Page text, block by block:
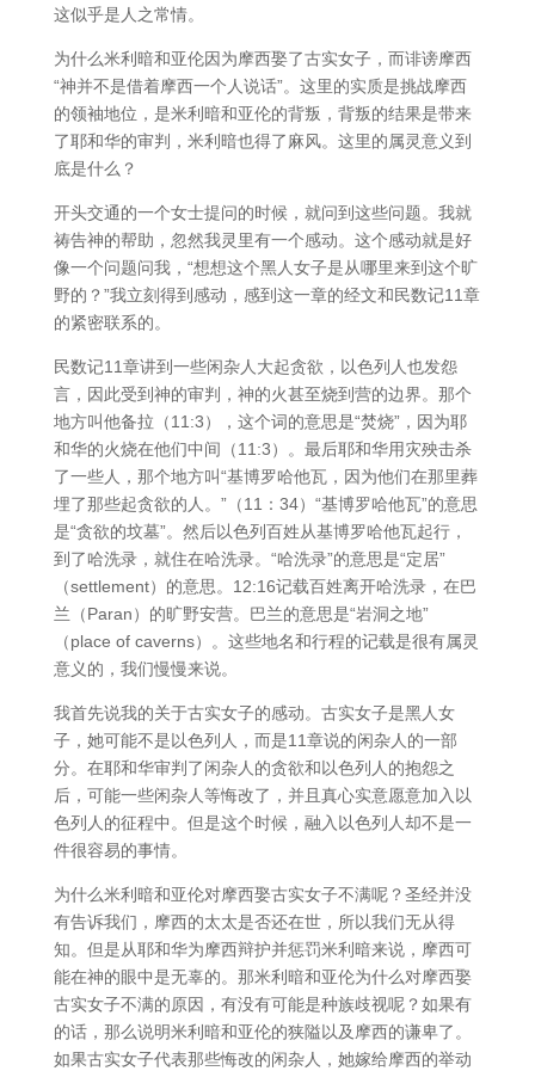
这似乎是人之常情。
为什么米利暗和亚伦因为摩西娶了古实女子，而诽谤摩西
“神并不是借着摩西一个人说话”。这里的实质是挑战摩西
的领袖地位，是米利暗和亚伦的背叛，背叛的结果是带来
了耶和华的审判，米利暗也得了麻风。这里的属灵意义到
底是什么？
开头交通的一个女士提问的时候，就问到这些问题。我就
祷告神的帮助，忽然我灵里有一个感动。这个感动就是好
像一个问题问我，“想想这个黑人女子是从哪里来到这个旷
野的？”我立刻得到感动，感到这一章的经文和民数记11章
的紧密联系的。
民数记11章讲到一些闲杂人大起贪欲，以色列人也发怨
言，因此受到神的审判，神的火甚至烧到营的边界。那个
地方叫他备拉（11:3），这个词的意思是“焚烧”，因为耶
和华的火烧在他们中间（11:3）。最后耶和华用灾殃击杀
了一些人，那个地方叫“基博罗哈他瓦，因为他们在那里葬
埋了那些起贪欲的人。”（11：34）“基博罗哈他瓦”的意思
是“贪欲的坟墓”。然后以色列百姓从基博罗哈他瓦起行，
到了哈洗录，就住在哈洗录。“哈洗录”的意思是“定居”
（settlement）的意思。12:16记载百姓离开哈洗录，在巴
兰（Paran）的旷野安营。巴兰的意思是“岩洞之地”
（place of caverns）。这些地名和行程的记载是很有属灵
意义的，我们慢慢来说。
我首先说我的关于古实女子的感动。古实女子是黑人女
子，她可能不是以色列人，而是11章说的闲杂人的一部
分。在耶和华审判了闲杂人的贪欲和以色列人的抱怨之
后，可能一些闲杂人等悔改了，并且真心实意愿意加入以
色列人的征程中。但是这个时候，融入以色列人却不是一
件很容易的事情。
为什么米利暗和亚伦对摩西娶古实女子不满呢？圣经并没
有告诉我们，摩西的太太是否还在世，所以我们无从得
知。但是从耶和华为摩西辩护并惩罚米利暗来说，摩西可
能在神的眼中是无辜的。那米利暗和亚伦为什么对摩西娶
古实女子不满的原因，有没有可能是种族歧视呢？如果有
的话，那么说明米利暗和亚伦的狭隘以及摩西的谦卑了。
如果古实女子代表那些悔改的闲杂人，她嫁给摩西的举动